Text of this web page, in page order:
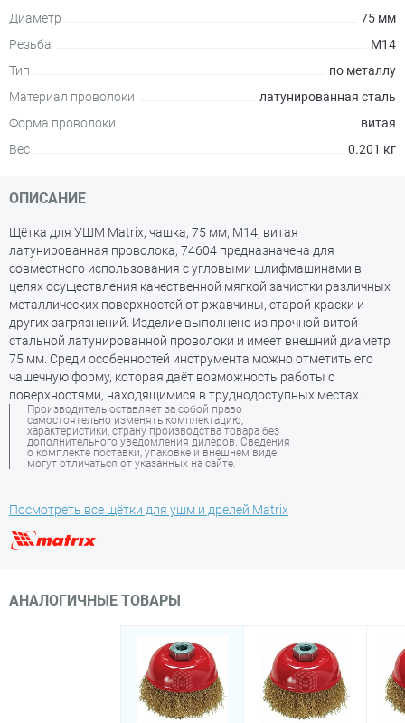
Диаметр
75 мм
Резьба
М14
Тип
по металлу
Материал проволоки
латунированная сталь
Форма проволоки
витая
Вес
0.201 кг
ОПИСАНИЕ
Щётка для УШМ Matrix, чашка, 75 мм, М14, витая
латунированная проволока, 74604 предназначена для
совместного использования с угловыми шлифмашинами в
целях осуществления качественной мягкой зачистки различных
металлических поверхностей от ржавчины, старой краски и
других загрязнений. Изделие выполнено из прочной витой
стальной латунированной проволоки и имеет внешний диаметр
75 мм. Среди особенностей инструмента можно отметить его
чашечную форму, которая даёт возможность работы с
поверхностями, находящимися в труднодоступных местах.
Производитель оставляет за собой право
самостоятельно изменять комплектацию,
характеристики, страну производства товара без
дополнительного уведомления дилеров. Сведения
о комплекте поставки, упаковке и внешнем виде
могут отличаться от указанных на сайте.
Посмотреть все щётки для ушм и дрелей Matrix
АНАЛОГИЧНЫЕ ТОВАРЫ